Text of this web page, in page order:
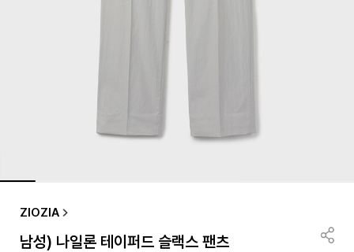
ZIOZIA
남성) 나일론 테이퍼드 슬랙스 팬츠